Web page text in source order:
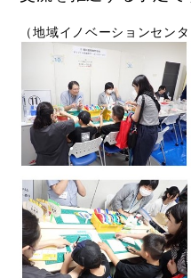
（地域イノベーションセンタ